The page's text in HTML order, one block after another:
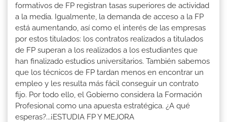
formativos de FP registran tasas superiores de actividad
a la media. Igualmente, la demanda de acceso a la FP
está aumentando, así como el interés de las empresas
por estos titulados: los contratos realizados a titulados
de FP superan a los realizados a los estudiantes que
han finalizado estudios universitarios. También sabemos
que los técnicos de FP tardan menos en encontrar un
empleo y les resulta más fácil conseguir un contrato
fijo. Por todo ello, el Gobierno considera la Formación
Profesional como una apuesta estratégica. ¿A qué
esperas?...¡ESTUDIA FP Y MEJORA